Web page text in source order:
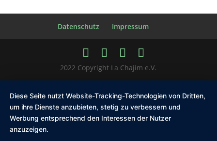
Datenschutz Impressum
2022 Copyright La Chajim e.V.
Diese Seite nutzt Website-Tracking-Technologien von Dritten,
um ihre Dienste anzubieten, stetig zu verbessern und
Werbung entsprechend den Interessen der Nutzer
anzuzeigen.